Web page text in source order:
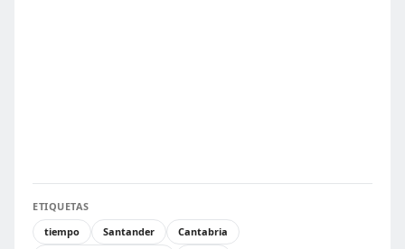
ETIQUETAS
tiempo
Santander
Cantabria